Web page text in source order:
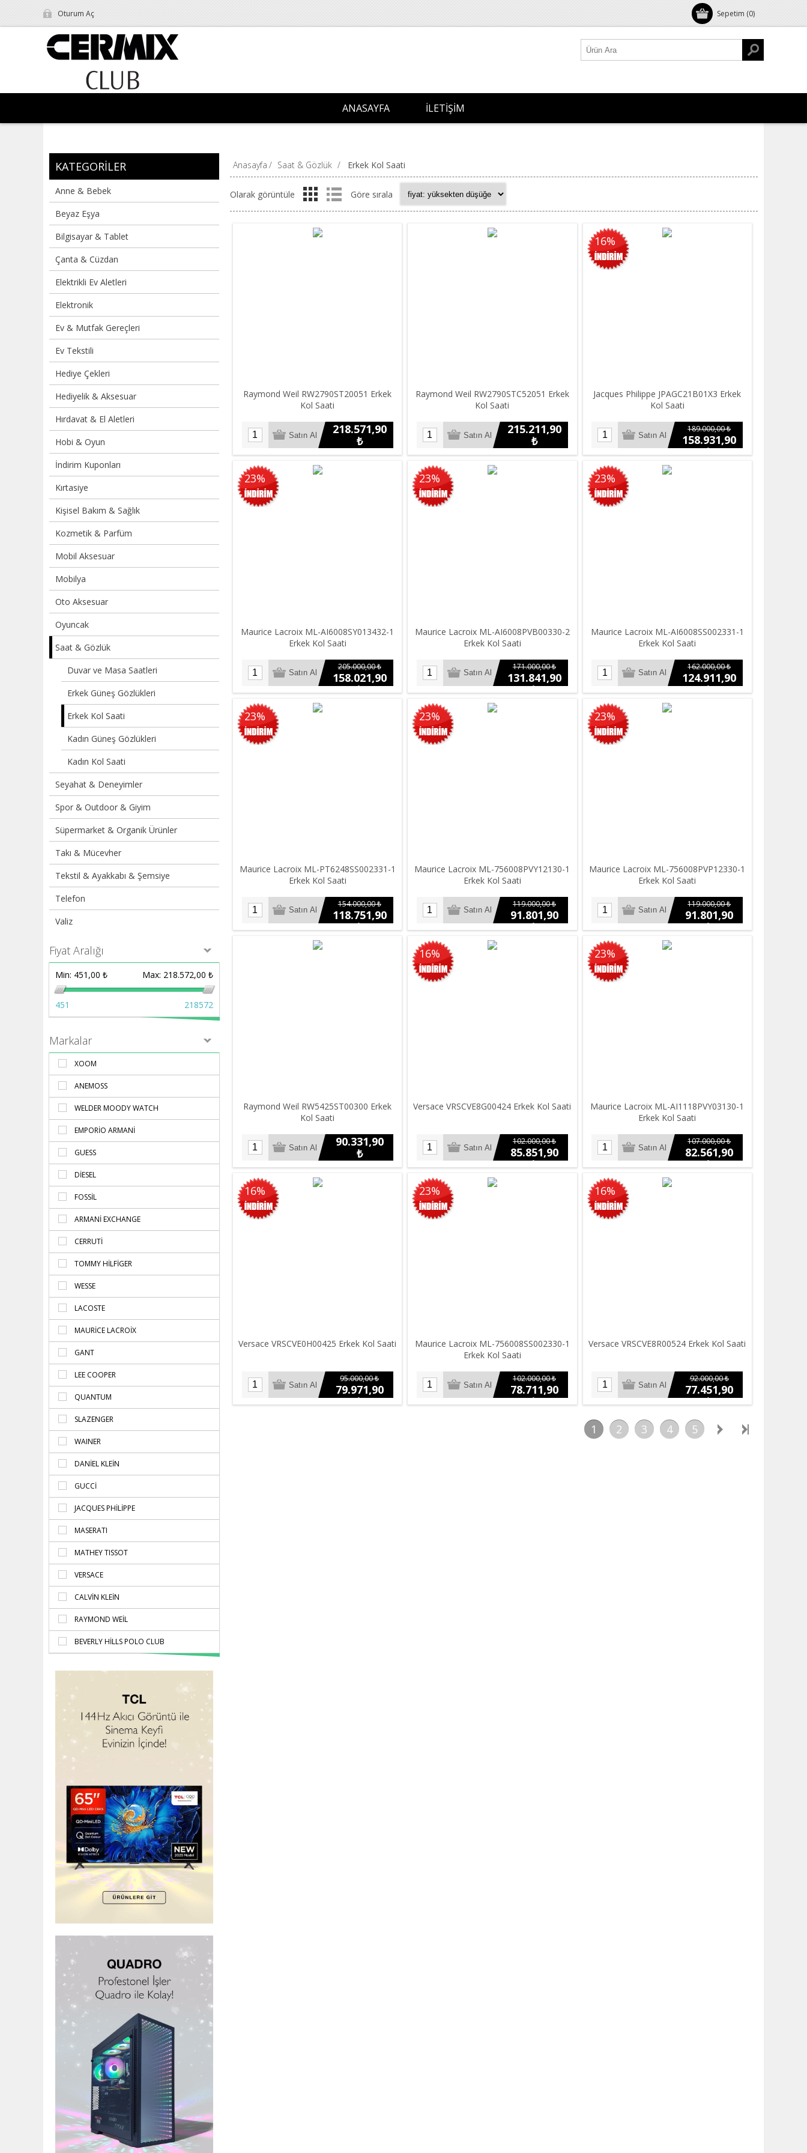
Sepetim (0)
Oturum Aç
ANASAYFA İLETIŞIM
KATEGORILER
Anne & Bebek
Beyaz Eşya
Bilgisayar & Tablet
Çanta & Cüzdan
Elektrikli Ev Aletleri
Elektronik
Ev & Mutfak Gereçleri
Ev Tekstili
Hediye Çekleri
Hediyelik & Aksesuar
Hırdavat & El Aletleri
Hobi & Oyun
İndirim Kuponları
Kırtasiye
Kişisel Bakım & Sağlık
Kozmetik & Parfüm
Mobil Aksesuar
Mobilya
Oto Aksesuar
Oyuncak
Saat & Gözlük
Duvar ve Masa Saatleri
Erkek Güneş Gözlükleri
Erkek Kol Saati
Kadın Güneş Gözlükleri
Kadın Kol Saati
Seyahat & Deneyimler
Spor & Outdoor & Giyim
Süpermarket & Organik Ürünler
Takı & Mücevher
Tekstil & Ayakkabı & Şemsiye
Telefon
Valiz
Fiyat Aralığı
Min: 451,00 ₺ Max: 218.572,00 ₺
451 218572
Markalar
XOOM
ANEMOSS
WELDER MOODY WATCH
EMPORIO ARMANI
GUESS
DIESEL
FOSSIL
ARMANI EXCHANGE
CERRUTI
TOMMY HILFIGER
WESSE
LACOSTE
MAURICE LACROIX
GANT
LEE COOPER
QUANTUM
SLAZENGER
WAINER
DANIEL KLEIN
GUCCI
JACQUES PHILIPPE
MASERATI
MATHEY TISSOT
VERSACE
CALVIN KLEIN
RAYMOND WEIL
BEVERLY HILLS POLO CLUB
Anasayfa / Saat & Gözlük / Erkek Kol Saati
Olarak görüntüle Göre sırala
Raymond Weil RW2790ST20051 Erkek
Kol Saati
218.571,90
₺
Raymond Weil RW2790STC52051 Erkek
Kol Saati
215.211,90
₺
16%
Jacques Philippe JPAGC21B01X3 Erkek
Kol Saati
189.000,00 ₺
158.931,90
₺
23%
Maurice Lacroix ML-AI6008SY013432-1
Erkek Kol Saati
205.000,00 ₺
158.021,90
₺
23%
Maurice Lacroix ML-AI6008PVB00330-2
Erkek Kol Saati
171.000,00 ₺
131.841,90
₺
23%
Maurice Lacroix ML-AI6008SS002331-1
Erkek Kol Saati
162.000,00 ₺
124.911,90
₺
23%
Maurice Lacroix ML-PT6248SS002331-1
Erkek Kol Saati
154.000,00 ₺
118.751,90
₺
23%
Maurice Lacroix ML-756008PVY12130-1
Erkek Kol Saati
119.000,00 ₺
91.801,90
₺
23%
Maurice Lacroix ML-756008PVP12330-1
Erkek Kol Saati
119.000,00 ₺
91.801,90
₺
Raymond Weil RW5425ST00300 Erkek
Kol Saati
90.331,90
₺
16%
Versace VRSCVE8G00424 Erkek Kol Saati
102.000,00 ₺
85.851,90
₺
23%
Maurice Lacroix ML-AI1118PVY03130-1
Erkek Kol Saati
107.000,00 ₺
82.561,90
₺
16%
Versace VRSCVE0H00425 Erkek Kol Saati
95.000,00 ₺
79.971,90
₺
23%
Maurice Lacroix ML-756008SS002330-1
Erkek Kol Saati
102.000,00 ₺
78.711,90
₺
16%
Versace VRSCVE8R00524 Erkek Kol Saati
92.000,00 ₺
77.451,90
₺
1
2 3 4 5